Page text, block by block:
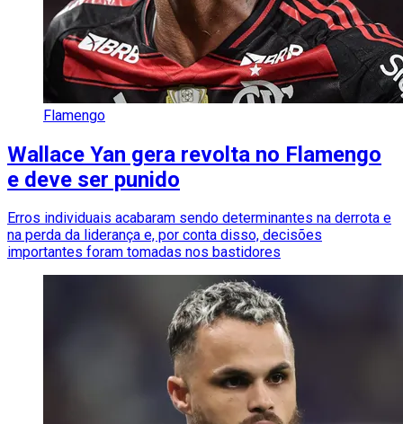
Flamengo
Wallace Yan gera revolta no Flamengo
e deve ser punido
Erros individuais acabaram sendo determinantes na derrota e
na perda da liderança e, por conta disso, decisões
importantes foram tomadas nos bastidores